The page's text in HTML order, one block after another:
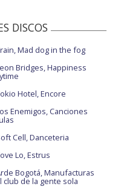
DISCOS
Mad dog in the fog
Bridges, Happiness
Hotel, Encore
Enemigos, Canciones
Cell, Danceteria
Lo, Estrus
Bogotá, Manufacturas
club de la gente sola